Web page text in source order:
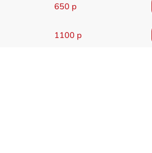
650 р
1100 р